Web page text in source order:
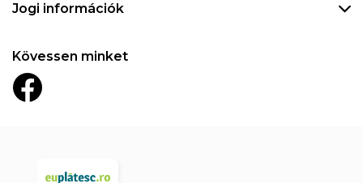
Jogi információk
Kövessen minket